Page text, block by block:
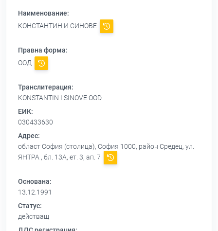
Наименование:
КОНСТАНТИН И СИНОВЕ
Правна форма:
ООД
Транслитерация:
KONSTANTIN I SINOVE OOD
ЕИК:
030433630
Адрес:
област София (столица), София 1000, район Средец, ул.
ЯНТРА , бл. 13А, ет. 3, ап. 7
Основана:
13.12.1991
Статус:
действащ